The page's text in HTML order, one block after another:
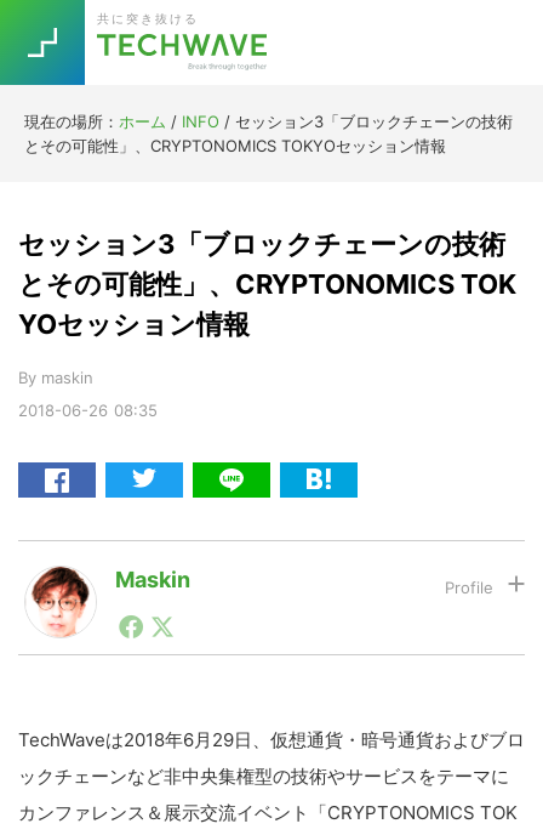
primary
navigation
main
content
primary
sidebar
footer
共に突き抜ける
現在の場所： ホーム / INFO / セッション3「ブロックチェーンの技術
とその可能性」、CRYPTONOMICS TOKYOセッション情報
2018-06-26 08:35
セッション3「ブロックチェーンの技術
とその可能性」、CRYPTONOMICS TOK
YOセッション情報
By maskin
Maskin
1990年代初頭から記者としてまた起業家としてITスタ
ートアップ業界のハードウェアからソフトウェアの事業
生から普及成長までを最前線で見てきた生き字引として
注目される。通信キャリアのニュースポータルの創業デ
スクとして数億PV事業に。世界最大IT系メディア（ス
ペイン）の元日本編集長、World Innovation Lab(WiL)
などを経て、現在、スタートアップ支援側の取り組みに
TechWaveは2018年6月29日、仮想通貨・暗号通貨およびブロ
ックチェーンなど非中央集権型の技術やサービスをテーマに
カンファレンス＆展示交流イベント「CRYPTONOMICS TOK
TOPICS
RE:LIFE
Re:Work
AI
暗号資産
[Startup]
[Voice Edition]
[YouTube]
LINE
特集
Trend
5G Asana テレワーク
ニューノーマル
Daily Weekly